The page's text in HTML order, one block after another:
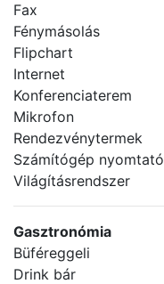
Fax
Fénymásolás
Flipchart
Internet
Konferenciaterem
Mikrofon
Rendezvénytermek
Számítógép
Világításrendszer
Gasztronómia
Büféreggeli
Drink bár